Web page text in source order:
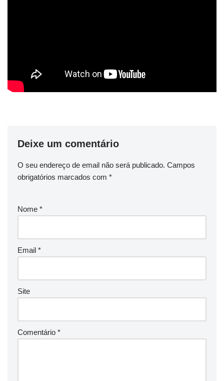
Deixe um comentário
O seu endereço de email não será publicado. Campos
obrigatórios marcados com *
Nome *
Email *
Site
Comentário *